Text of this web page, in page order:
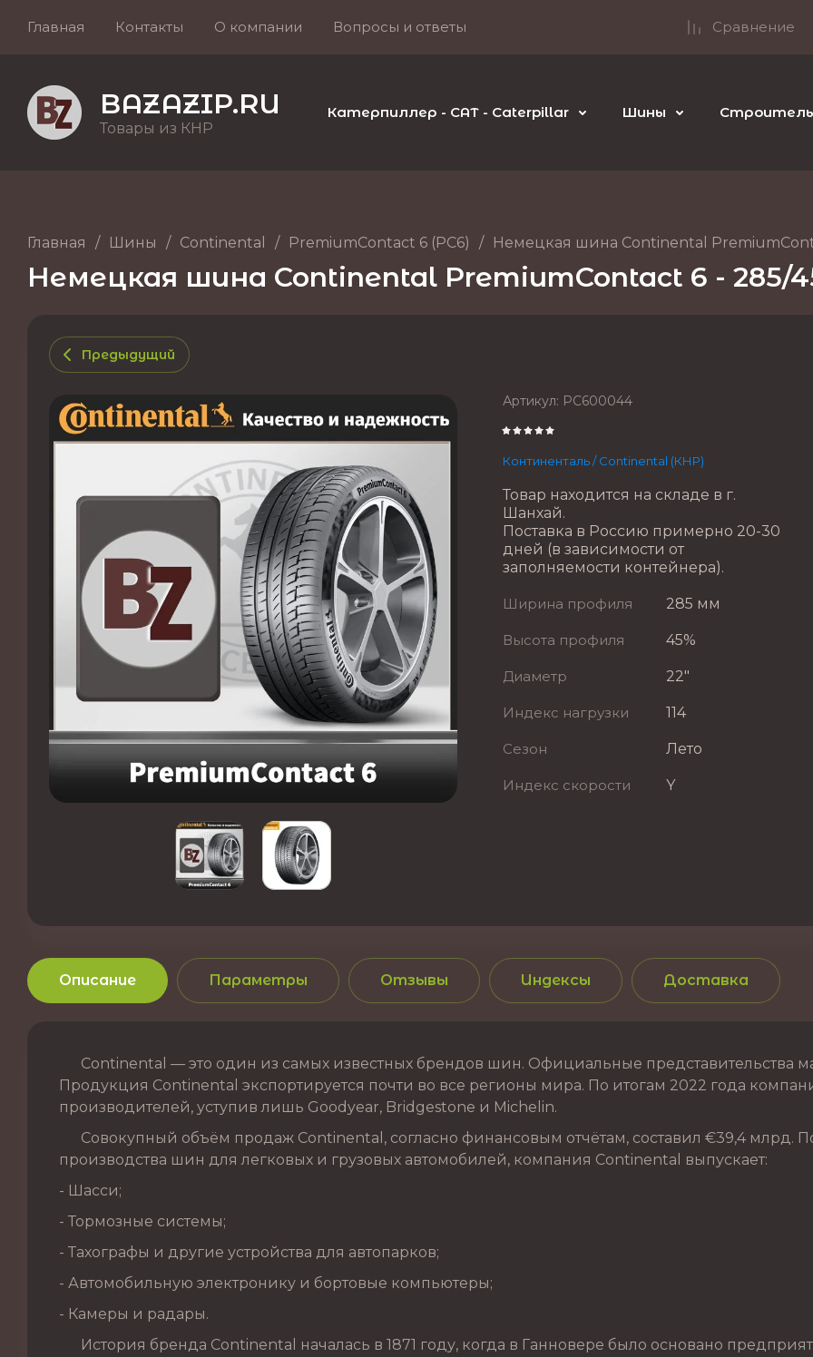
Главная Контакты О компании Вопросы и ответы Сравнение
BAZAZIP.RU
Товары из КНР
Катерпиллер - CAT - Caterpillar Шины
Главная / Шины / Continental / PremiumContact 6 (PC6) / Немецкая шина Continental
Немецкая шина Continental PremiumContact 6 - 285/
Предыдущий
Артикул: PC600044
Континенталь / Continental (КНР)
Товар находится на складе в г.
Шанхай.
Поставка в Россию примерно 20-30
дней (в зависимости от
заполняемости контейнера).
Ширина профиля 285 мм
Высота профиля 45%
Диаметр 22"
Индекс нагрузки 114
Сезон Лето
Индекс скорости Y
Описание Параметры Отзывы Индексы Доставка
Continental — это один из самых известных брендов шин. Официальные представительства
Продукция Continental экспортируется почти во все регионы мира. По итогам 2022 года
производителей, уступив лишь Goodyear, Bridgestone и Michelin.
Совокупный объём продаж Continental, согласно финансовым отчётам, составил €39,4 млрд.
производства шин для легковых и грузовых автомобилей, компания Continental выпускает:
- Шасси;
- Тормозные системы;
- Тахографы и другие устройства для автопарков;
- Автомобильную электронику и бортовые компьютеры;
- Камеры и радары.
История бренда Continental началась в 1871 году, когда в Ганновере было основано